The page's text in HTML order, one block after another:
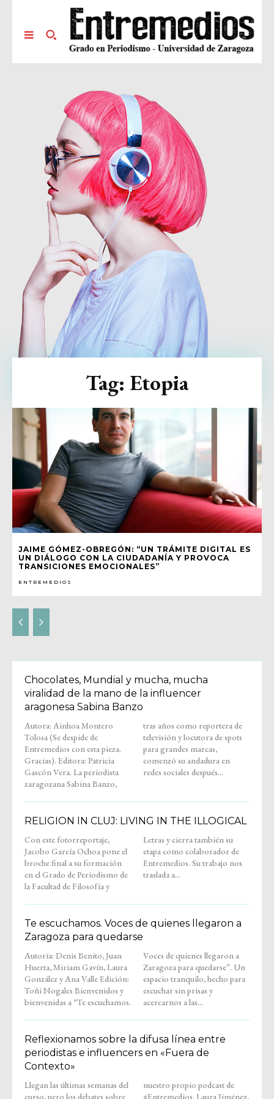
JAIME GÓMEZ-OBREGÓN: “UN TRÁMITE DIGITAL ES
UN DIÁLOGO CON LA CIUDADANÍA Y PROVOCA
TRANSICIONES EMOCIONALES”
ENTREMEDIOS
Tag: Etopia
Chocolates, Mundial y mucha, mucha
viralidad de la mano de la influencer
aragonesa Sabina Banzo
Autora: Ainhoa Montero
Tolosa (Se despide de
Entremedios con esta pieza.
Gracias). Editora: Patricia
Gascón Vera. La periodista
zaragozana Sabina Banzo,
tras años como reportera de
televisión y locutora de spots
para grandes marcas,
comenzó su andadura en
redes sociales después...
RELIGION IN CLUJ: LIVING IN THE ILLOGICAL
Con este fotorreportaje,
Jacobo García Ochoa pone el
broche final a su formación
en el Grado de Periodismo de
la Facultad de Filosofía y
Letras y cierra también su
etapa como colaborador de
Entremedios. Su trabajo nos
traslada a...
Te escuchamos. Voces de quienes llegaron a
Zaragoza para quedarse
Autoría: Denis Benito, Juan
Huerta, Miriam Gavín, Laura
González y Ana Valle Edición:
Toñi Nogales Bienvenidos y
bienvenidas a “Te escuchamos.
Voces de quienes llegaron a
Zaragoza para quedarse”. Un
espacio tranquilo, hecho para
escuchar sin prisas y
acercarnos a las...
Reflexionamos sobre la difusa línea entre
periodistas e influencers en «Fuera de
Contexto»
Llegan las últimas semanas del
curso, pero los debates sobre
nuestro propio podcast de
#Entremedios. Laura Jiménez,